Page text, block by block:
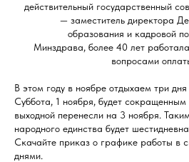
действительный государственный
— заместитель директора
образования и кадровой
Минздрава, более 40 лет
вопросами
В этом году в ноябре отдыхаем три
Суббота, 1 ноября, будет
выходной перенесли на 3 ноября.
народного единства будет
Скачайте приказ о графике работы в
днями.